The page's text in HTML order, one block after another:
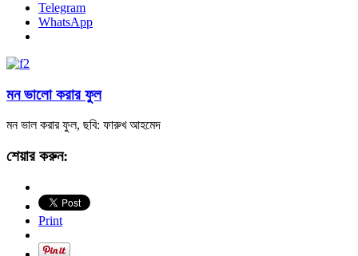
Telegram
WhatsApp
মন ভালো করার ফুল
মন ভাল করার ফুল, ছবি: ফারুখ আহমেদ
শেয়ার করুন:
Print